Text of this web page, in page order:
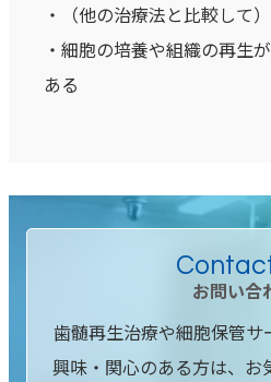
・（他の治療法と比較して
・細胞の培養や組織の再生
ある
お問い合
歯髄再生治療や細胞保管サ
興味・関心のある方は、お